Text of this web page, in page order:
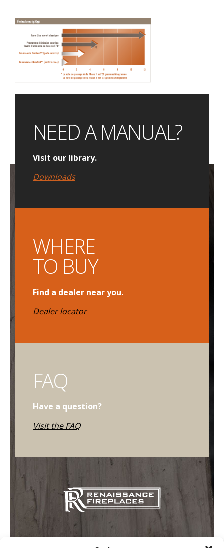
NEED A MANUAL?
Visit our library.
Downloads
WHERE
TO BUY
Find a dealer near you.
Dealer locator
FAQ
Have a question?
Visit the FAQ